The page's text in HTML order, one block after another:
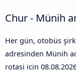
Chur - Münih
Her gün, otobüs
adresinden Münih
rotasi icin